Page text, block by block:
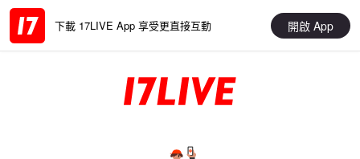
下載 17LIVE App 享受更直接互動 開啟 App